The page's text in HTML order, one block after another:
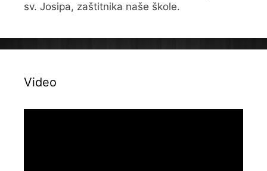
sv. Josipa, zaštitnika naše škole.
Video